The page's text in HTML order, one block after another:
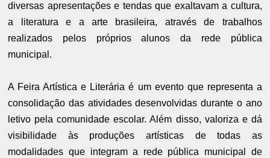
diversas apresentações e tendas que exaltavam a cultura,
a literatura e a arte brasileira, através de trabalhos
realizados pelos próprios alunos da rede pública
municipal.
A Feira Artística e Literária é um evento que representa a
consolidação das atividades desenvolvidas durante o ano
letivo pela comunidade escolar. Além disso, valoriza e dá
visibilidade às produções artísticas de todas as
modalidades que integram a rede pública municipal de